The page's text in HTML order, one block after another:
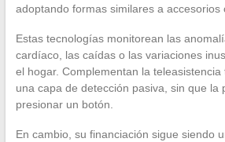
adoptando formas similares a accesorios
Estas tecnologías monitorean las
cardíaco, las caídas o las variaciones
el hogar. Complementan la
una capa de detección pasiva, sin que la
presionar un botón.
En cambio, su financiación sigue siendo